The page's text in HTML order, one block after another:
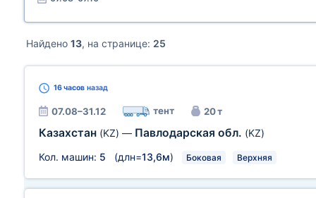
Найдено 13, на странице: 25
16 часов назад
07.08–31.12 тент 20 т
Казахстан (KZ) — Павлодарская обл. (KZ)
Кол. машин: 5 (длн=13,6м) Боковая Верхняя